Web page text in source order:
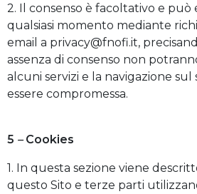
2. Il consenso è facoltativo e può
qualsiasi momento mediante
email a privacy@fnofi.it,
assenza di consenso non
alcuni servizi e la navigazione
essere compromessa.
5 – Cookies
1. In questa sezione viene
questo Sito e terze parti